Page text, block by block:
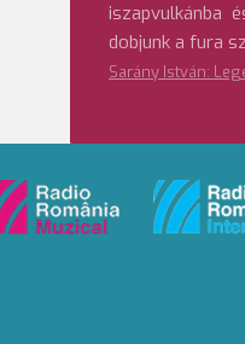
iszapvulkánba
dobjunk a fura
Sarány István: